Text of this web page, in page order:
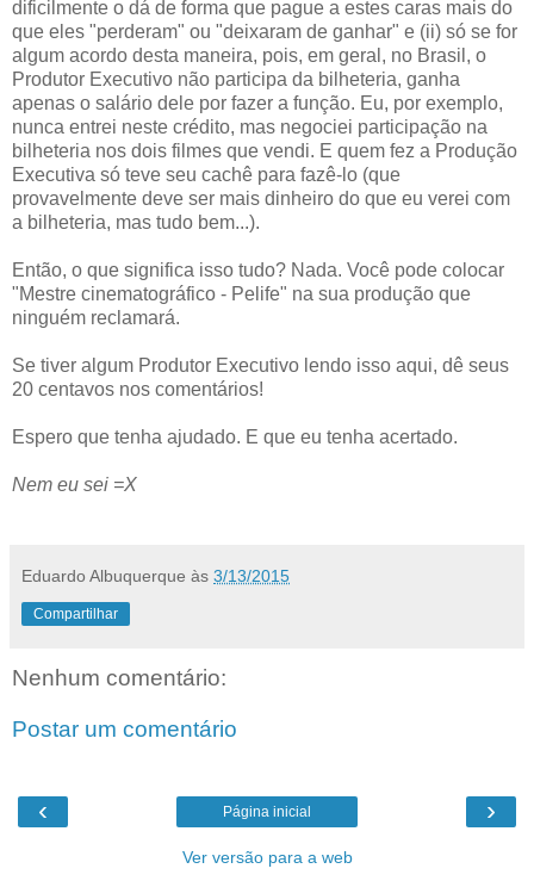
dificilmente o dá de forma que pague a estes caras mais do
que eles "perderam" ou "deixaram de ganhar" e (ii) só se for
algum acordo desta maneira, pois, em geral, no Brasil, o
Produtor Executivo não participa da bilheteria, ganha
apenas o salário dele por fazer a função. Eu, por exemplo,
nunca entrei neste crédito, mas negociei participação na
bilheteria nos dois filmes que vendi. E quem fez a Produção
Executiva só teve seu cachê para fazê-lo (que
provavelmente deve ser mais dinheiro do que eu verei com
a bilheteria, mas tudo bem...).
Então, o que significa isso tudo? Nada. Você pode colocar
"Mestre cinematográfico - Pelife" na sua produção que
ninguém reclamará.
Se tiver algum Produtor Executivo lendo isso aqui, dê seus
20 centavos nos comentários!
Espero que tenha ajudado. E que eu tenha acertado.
Nem eu sei =X
Eduardo Albuquerque às 3/13/2015
Compartilhar
Nenhum comentário:
Postar um comentário
‹ ›
Página inicial
Ver versão para a web